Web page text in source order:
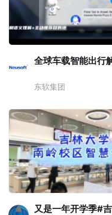
全球车载智能出行
东软集团
又是一年开学季#